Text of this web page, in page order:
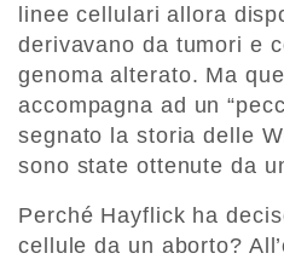
linee cellulari allora
derivavano da tumori e
genoma alterato. Ma
accompagna ad un
segnato la storia delle
sono state ottenute da
Perché Hayflick ha
cellule da un aborto?